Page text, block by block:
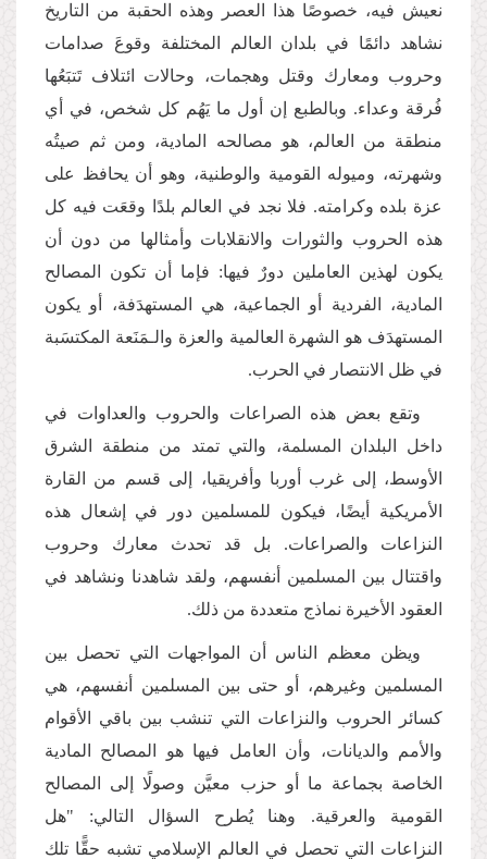
نعيش فيه، خصوصًا هذا العصر وهذه الحقبة من التاريخ
نشاهد دائمًا في بلدان العالم المختلفة وقوعَ صدامات
وحروب ومعارك وقتل وهجمات، وحالات ائتلاف تَتبَعُها
فُرقة وعداء. وبالطبع إن أول ما يَهُم كل شخص، في أي
منطقة من العالم، هو مصالحه المادية، ومن ثم صيتُه
وشهرته، وميوله القومية والوطنية، وهو أن يحافظ على
عزة بلده وكرامته. فلا نجد في العالم بلدًا وقعَت فيه كل
هذه الحروب والثورات والانقلابات وأمثالها من دون أن
يكون لهذين العاملين دورٌ فيها: فإما أن تكون المصالح
المادية، الفردية أو الجماعية، هي المستهدَفة، أو يكون
المستهدَف هو الشهرة العالمية والعزة والـمَنَعة المكتسَبة
في ظل الانتصار في الحرب.
وتقع بعض هذه الصراعات والحروب والعداوات في
داخل البلدان المسلمة، والتي تمتد من منطقة الشرق
الأوسط، إلى غرب أوربا وأفريقيا، إلى قسم من القارة
الأمريكية أيضًا، فيكون للمسلمين دور في إشعال هذه
النزاعات والصراعات. بل قد تحدث معارك وحروب
واقتتال بين المسلمين أنفسهم، ولقد شاهدنا ونشاهد في
العقود الأخيرة نماذج متعددة من ذلك.
ويظن معظم الناس أن المواجهات التي تحصل بين
المسلمين وغيرهم، أو حتى بين المسلمين أنفسهم، هي
كسائر الحروب والنزاعات التي تنشب بين باقي الأقوام
والأمم والديانات، وأن العامل فيها هو المصالح المادية
الخاصة بجماعة ما أو حزب معيَّن وصولًا إلى المصالح
القومية والعرقية. وهنا يُطرح السؤال التالي: "هل
النزاعات التي تحصل في العالم الإسلامي تشبه حقًّا تلك